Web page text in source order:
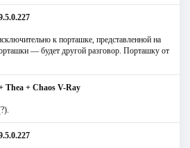
к порташке, представленной на
— будет другой разговор. Порташку от
Thea + Chaos V-Ray